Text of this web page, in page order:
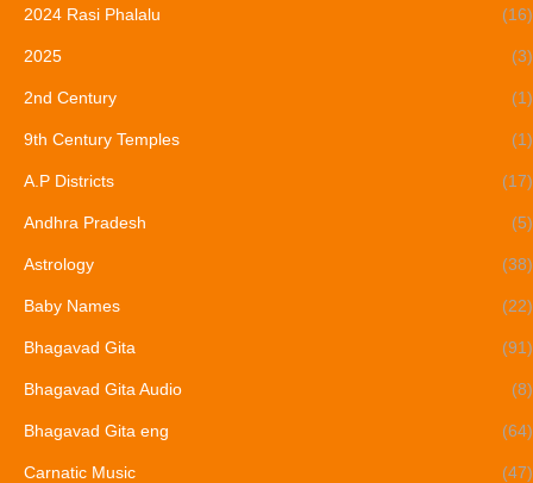
2024 Rasi Phalalu (16)
2025 (3)
2nd Century (1)
9th Century Temples (1)
A.P Districts (17)
Andhra Pradesh (5)
Astrology (38)
Baby Names (22)
Bhagavad Gita (91)
Bhagavad Gita Audio (8)
Bhagavad Gita eng (64)
Carnatic Music (47)